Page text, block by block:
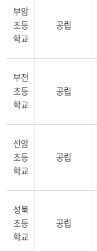
부암
초등
학교
공립
부전
초등
학교
공립
선암
초등
학교
공립
성북
초등
학교
공립